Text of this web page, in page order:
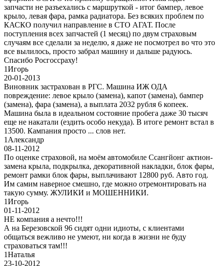
запчасти не разъехались с маршруткой - итог бампер, левое
крыло, левая фара, рамка радиатора. Без всяких проблем по
КАСКО получил направление в СТО АГАТ. После
поступления всех запчастей (1 месяц) по двум страховым
случаям все сделали за неделю, я даже не посмотрел во что это
все вылилось, просто забрал машину и дальше радуюсь.
Спасибо Росгоссраху!
1Игорь
20-01-2013
Виновник застрахован в РГС. Машина ИЖ ОДА
повреждение: левое крыло (замена), капот (замена), бампер
(замена), фара (замена), а выплата 2032 рубля 6 копеек.
Машина была в идеальном состояние пробега даже 30 тысяч
еще не накатали (ездить особо некуда). В итоге ремонт встал в
13500. Кампания просто ... слов нет.
1 Александр
08-11-2012
По оценке страховой, на моём автомобиле Ссангйонг актион-
замена крыла, подкрылка, декоративной накладки, блок фары,
ремонт рамки блок фары, выплачивают 12800 руб. Авто год.
Им самим наверное смешно, где можно отремонтировать на
такую сумму. ЖУЛИКИ и МОШЕННИКИ.
1Игорь
01-11-2012
НЕ компания а нечто!!!
А на Березовской 96 сидят одни идиоты, с клиентами
общаться вежливо не умеют, ни когда в жизни не буду
страховаться там!!!
1Наталья
23-10-2012